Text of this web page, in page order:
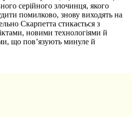
серійного злочинця, якого
помилково, знову виходять на
Скарпетта стикається з
новими технологіями й
що пов’язують минуле й